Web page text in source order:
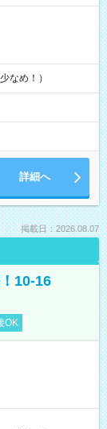
なめ！）
詳細へ
掲載日：2026.08.07
10-16
OK